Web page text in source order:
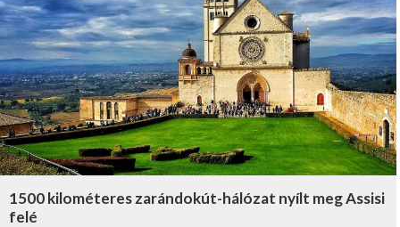
1500 kilométeres zarándokút-hálózat nyílt meg Assisi
felé